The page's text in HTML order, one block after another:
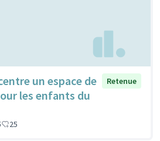
un espace de
les enfants du
Retenue
25